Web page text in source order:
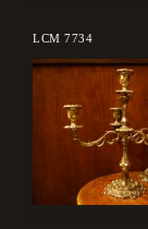
LCM 7734